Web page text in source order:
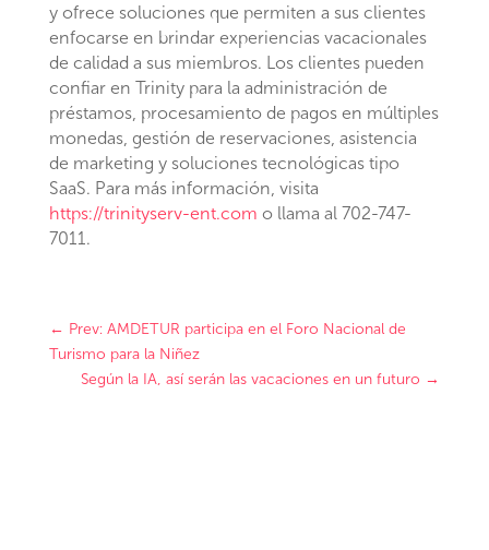
y ofrece soluciones que permiten a sus clientes
enfocarse en brindar experiencias vacacionales
de calidad a sus miembros. Los clientes pueden
confiar en Trinity para la administración de
préstamos, procesamiento de pagos en múltiples
monedas, gestión de reservaciones, asistencia
de marketing y soluciones tecnológicas tipo
SaaS. Para más información, visita
https://trinityserv-ent.com o llama al 702-747-
7011.
← Prev: AMDETUR participa en el Foro Nacional de
Turismo para la Niñez
Según la IA, así serán las vacaciones en un futuro →